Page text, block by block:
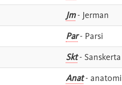
Jm- Jerman
Par- Parsi
Skt- Sanskerta
Anat- anatomi